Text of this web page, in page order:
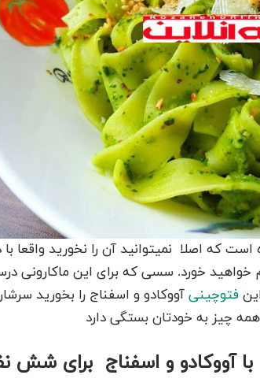
که اصلا نمیتوانید آن را نخورید واقعا
خواهید خورد. سسی که برای این ماکارونی
فتوچینی آووکادو و اسفناج را بخورید
چیز به خودتان بستگی دارد
با آووکادو و اسفناج برای شش